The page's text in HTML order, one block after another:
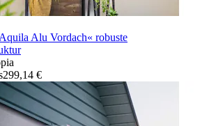
Alu Vordach« robuste
299,14 €